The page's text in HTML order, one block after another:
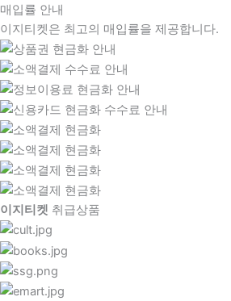
매입률 안내
이지티켓은 최고의 매입률을 제공합니다.
이지티켓 취급상품